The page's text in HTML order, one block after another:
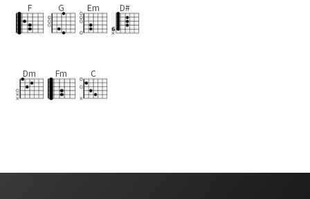
F G Em D#
Dm Fm C